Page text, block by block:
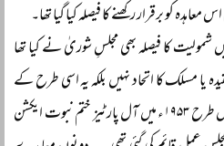
کو برقرار رکھنے کا فیصلہ کیا گیا تھا۔
شمولیت کا فیصلہ بھی مجلسِ شوریٰ نے کیا تھا
یا مسلک کا اتحاد نہیں بلکہ یہ اسی طرح کے
اشتراکِ عمل کا معاہدہ ہے جس طرح ۱۹۵۳ء میں آل پارٹیز ختم نبوت ایکشن